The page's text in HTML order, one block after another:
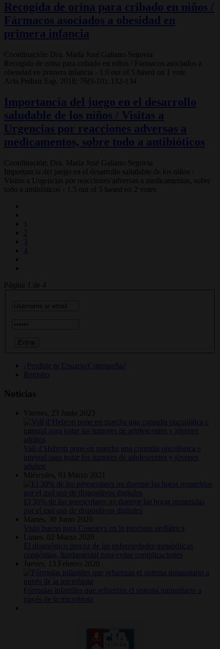
Recogida de orina para cribado en niños /
Fármacos asociados a obesidad en
primera infancia
Coordinación: Dra. María José Galiano Segovia
Recogida de orina para cribado en niños / Fármacos asociados a
obesidad en primera infancia - 1.0 out of 5 based on 1 vote
Acta Pediatr Esp. 2018; 76(9-10): 132-134
Importancia del juego en el desarrollo
saludable de los niños / Visitas a
Urgencias por reacciones adversas a
medicamentos, sobre todo a antibióticos
Coordinación: Dra. María José Galiano Segovia
Importancia del juego en el desarrollo saludable de los niños /
Visitas a Urgencias por reacciones adversas a medicamentos, sobre
todo a antibióticos - 1.5 out of 5 based on 2 votes
1
2
3
4
Página 1 de 4
¿Perdiste tu Usuario/Contraseña?
Registro
Noticias
Viernes, 23 Junio 2023
Vall d’Hebron pone en marcha una consulta oncológica e
integral para tratar los tumores de adolescentes y jóvenes
adultos
Miércoles, 03 Marzo 2021
El 30% de los preescolares no duerme las horas requeridas
por el mal uso de dispositivos digitales
Martes, 30 Junio 2020
Visto bueno para Cosentyx en la psoriasis pediátrica
Lunes, 02 Marzo 2020
El diagnóstico precoz de las enfermedades metabólicas
congénitas, fundamental para evitar complicaciones
Jueves, 13 Febrero 2020
Fórmulas infantiles que refuerzan el sistema inmunitario a
través de la microbiota